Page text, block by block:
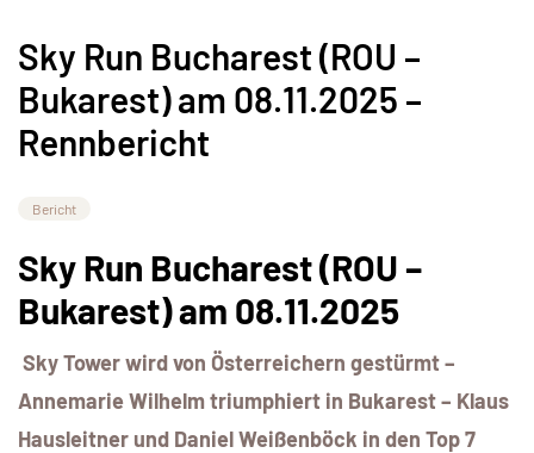
Sky Run Bucharest (ROU –
Bukarest) am 08.11.2025 –
Rennbericht
Bericht
Sky Run Bucharest (ROU –
Bukarest) am 08.11.2025
Sky Tower wird von Österreichern gestürmt –
Annemarie Wilhelm triumphiert in Bukarest – Klaus
Hausleitner und Daniel Weißenböck in den Top 7